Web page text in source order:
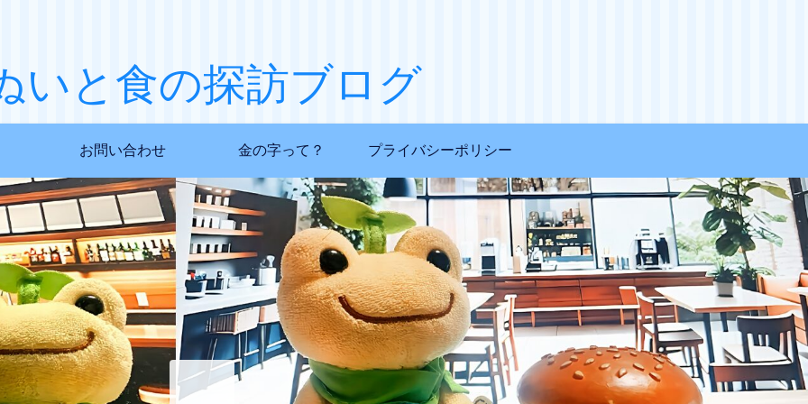
いと食の探訪ブログ
お問い合わせ 金の字って？ プライバシーポリシー